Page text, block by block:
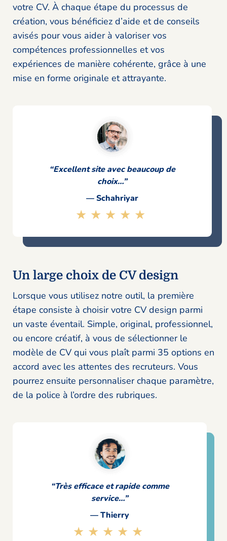
votre CV. À chaque étape du processus de
création, vous bénéficiez d’aide et de conseils
avisés pour vous aider à valoriser vos
compétences professionnelles et vos
expériences de manière cohérente, grâce à une
mise en forme originale et attrayante.
Un large choix de CV design
Lorsque vous utilisez notre outil, la première
étape consiste à choisir votre CV design parmi
un vaste éventail. Simple, original, professionnel,
ou encore créatif, à vous de sélectionner le
modèle de CV qui vous plaît parmi 35 options en
accord avec les attentes des recruteurs. Vous
pourrez ensuite personnaliser chaque paramètre,
de la police à l’ordre des rubriques.
“Excellent site avec beaucoup de
choix…”
— Schahriyar
★★★★★
“Très efficace et rapide comme
service…”
— Thierry
★★★★★